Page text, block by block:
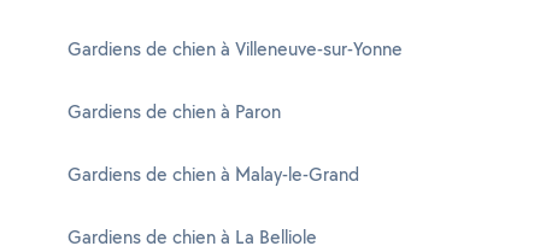
Gardiens de chien à Villeneuve-sur-Yonne
Gardiens de chien à Paron
Gardiens de chien à Malay-le-Grand
Gardiens de chien à La Belliole